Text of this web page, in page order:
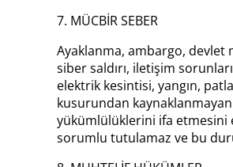
7. MÜCBİR SEBER
Ayaklanma, ambargo, devlet
siber saldırı, iletişim
elektrik kesintisi, yangın,
kusurundan
yükümlülüklerini ifa etmesini
sorumlu tutulamaz ve bu